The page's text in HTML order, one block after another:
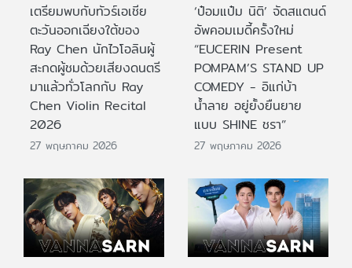
เตรียมพบกับทัวร์เอเชีย
ตะวันออกเฉียงใต้ของ
Ray Chen นักไวโอลินผู้
สะกดผู้ชมด้วยเสียงดนตรี
มาแล้วทั่วโลกกับ Ray
Chen Violin Recital
2026
27 พฤษภาคม 2026
‘ป๋อมแป๋ม นิติ’ จัดสแตนด์
อัพคอมเมดี้ครั้งใหม่
“EUCERIN Present
POMPAM’S STAND UP
COMEDY - อิแก่บ้า
น้ำลาย อยู่ยั้งยืนยาย
แบบ SHINE ชรา”
27 พฤษภาคม 2026